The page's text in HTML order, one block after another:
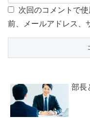
次回のコメントで
前、メールアドレス、
部長